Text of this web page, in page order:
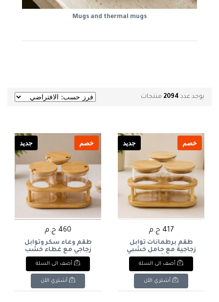
Mugs and thermal mugs
يوجد عدد 2094 منتجات
خصم جديد
417 ج.م
طقم برطمانات توابل
زجاجية مع حامل خشبي
بيضاوي (3 برطمانات
Piece Glass Spice
Container Set with Oval
Wooden Stand.
أضف الى السلة
أشتري الآن
خصم جديد
460 ج.م
طقم وعاء سكر وتوابل
زجاجي مع غطاء خشب
بفتحة ملعقة وحامل
خشبي بيضاوي (3 قطع).
& : 3-Piece Glass
Seasoning/Sugar Bowl
Set with Notched
أضف الى السلة
أشتري الآن